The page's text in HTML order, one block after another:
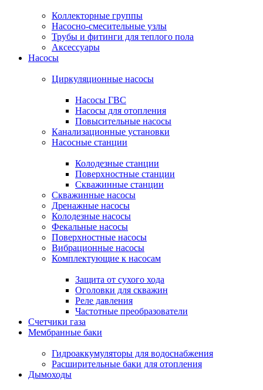
Коллекторные группы
Насосно-смесительные узлы
Трубы и фитинги для теплого пола
Аксессуары
Насосы
Циркуляционные насосы
Насосы ГВС
Насосы для отопления
Повысительные насосы
Канализационные установки
Насосные станции
Колодезные станции
Поверхностные станции
Скважинные станции
Скважинные насосы
Дренажные насосы
Колодезные насосы
Фекальные насосы
Поверхностные насосы
Вибрационные насосы
Комплектующие к насосам
Защита от сухого хода
Оголовки для скважин
Реле давления
Частотные преобразователи
Счетчики газа
Мембранные баки
Гидроаккумуляторы для водоснабжения
Расширительные баки для отопления
Дымоходы